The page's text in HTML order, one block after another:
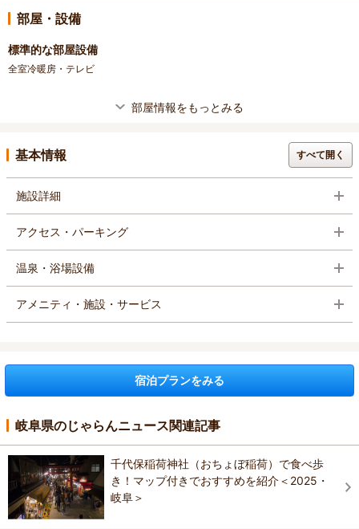
部屋・設備
標準的な部屋設備
全室冷暖房・テレビ
部屋情報をもっとみる
基本情報 すべて開く
施設詳細
アクセス・パーキング
温泉・浴場設備
アメニティ・施設・サービス
宿泊プランをみる
岐阜県のじゃらんニュース関連記事
千代保稲荷神社（おちょぼ稲荷）で食べ歩
き！マップ付きでおすすめを紹介＜2025・
岐阜＞